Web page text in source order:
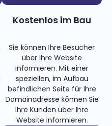
Kostenlos im Bau
Sie können Ihre Besucher
über Ihre Website
informieren. Mit einer
speziellen, im Aufbau
befindlichen Seite für Ihre
Domainadresse können Sie
Ihre Kunden über Ihre
Website informieren.